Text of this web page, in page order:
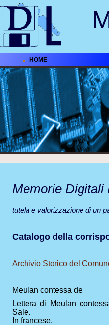
HOME
Memorie Digitali
tutela e valorizzazione di un
Catalogo della
Archivio Storico del
Meulan contessa de
Lettera di Meulan
Sale.
In francese.